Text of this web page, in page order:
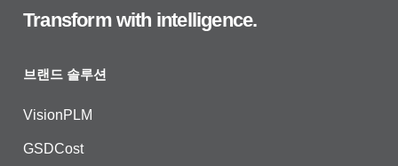
Transform with intelligence.
브랜드 솔루션
VisionPLM
GSDCost